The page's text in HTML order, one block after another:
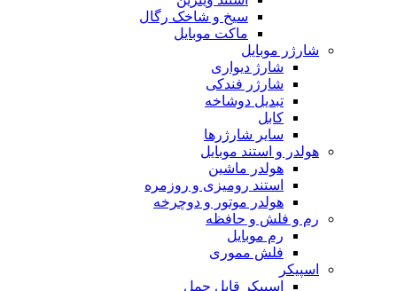
سیخ و شاخک رگال
ماکت موبایل
شارژر موبایل
شارژ دیواری
شارژر فندکی
تبدیل دوشاخه
کابل
سایر شارژرها
هولدر و استند موبایل
هولدر ماشین
استند رومیزی و روزمره
هولدر موتور و دوچرخه
رم و فلش و حافظه
رم موبایل
فلش مموری
اسپیکر
اسپیکر قابل حمل